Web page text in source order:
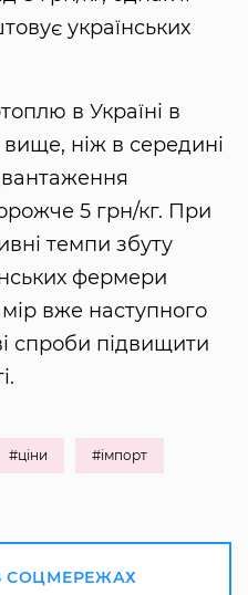
українських
в Україні в
ніж в середині
5 грн/кг. При
темпи збуту
фермери
вже наступного
спроби підвищити
#ціни #імпорт
СОЦМЕРЕЖАХ